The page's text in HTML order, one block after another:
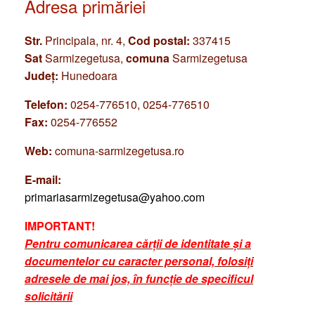
Adresa primăriei
Str. Principala, nr. 4, Cod postal: 337415
SatSarmizegetusa, comunaSarmizegetusa
Județ: Hunedoara
Telefon: 0254-776510, 0254-776510
Fax: 0254-776552
Web: comuna-sarmizegetusa.ro
E-mail:
primariasarmizegetusa@yahoo.com
IMPORTANT!
Pentru comunicarea cărții de identitate și a
documentelor cu caracter personal, folosiți
adresele de mai jos, în funcție de specificul
solicitării